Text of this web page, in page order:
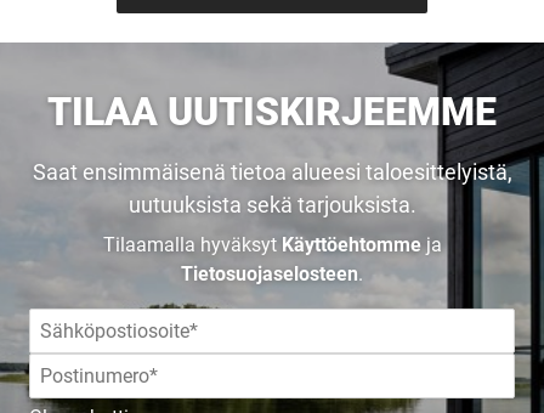
TILAA UUTISKIRJEEMME
Saat ensimmäisenä tietoa alueesi taloesittelyistä,
uutuuksista sekä tarjouksista.
Tilaamalla hyväksyt Käyttöehtommeja
Tietosuojaselosteen.
Tilaa esite